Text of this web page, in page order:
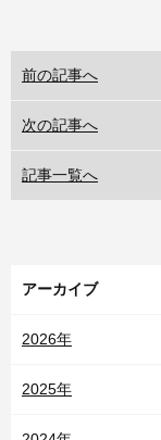
前の記事へ
次の記事へ
記事一覧へ
アーカイブ
2026年
2025年